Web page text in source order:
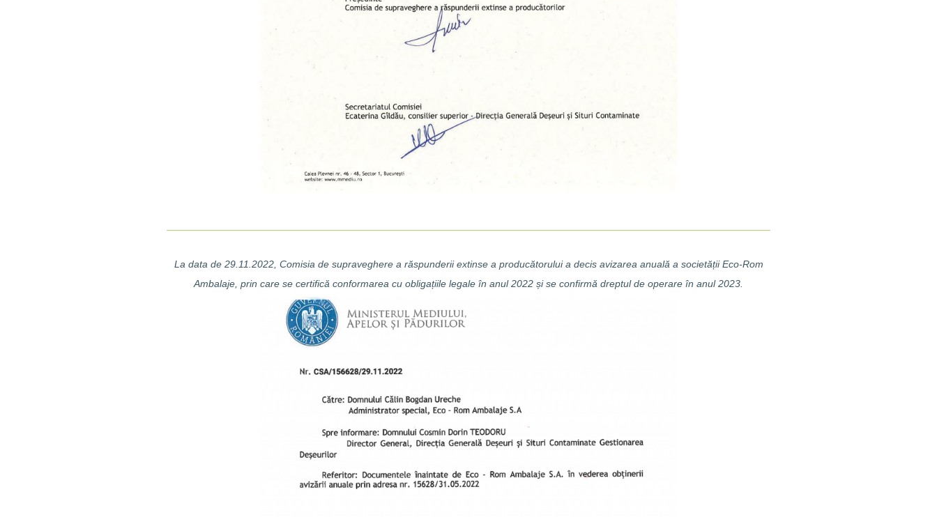
La data de 29.11.2022, Comisia de supraveghere a răspunderii extinse a producătorului a decis avizarea anuală a societății Eco-Rom
Ambalaje, prin care se certifică conformarea cu obligațiile legale în anul 2022 și se confirmă dreptul de operare în anul 2023.